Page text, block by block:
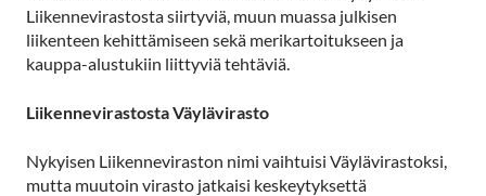
Liikennevirastosta siirtyviä, muun muassa julkisen
liikenteen kehittämiseen sekä merikartoitukseen ja
kauppa-alustukiin liittyviä tehtäviä.
Liikennevirastosta Väylävirasto
Nykyisen Liikenneviraston nimi vaihtuisi Väylävirastoksi,
mutta muutoin virasto jatkaisi keskeytyksettä